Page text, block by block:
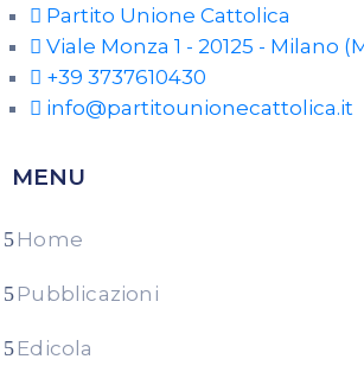
Partito Unione Cattolica
Viale Monza 1 - 20125 - Milano
+39 3737610430
info@partitounionecattolica.it
MENU
Home
Pubblicazioni
Edicola